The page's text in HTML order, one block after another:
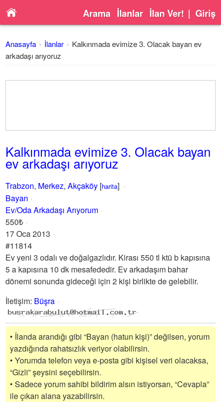
Arama İlanlar İlan Ver! | Giriş
Anasayfa İlanlar
Kalkınmada evimize 3. Olacak bayan ev
arkadaşı arıyoruz
Kalkınmada evimize 3. Olacak bayan
ev arkadaşı arıyoruz
Trabzon, Merkez,Akçaköy [harita]
Bayan
Ev/Oda Arkadaşı Arıyorum
550₺
17 Oca 2013
#11814
Ev yeni 3 odalı ve doğalgazlıdır. Kirası 550 tl ktü b kapısına
5 a kapısına 10 dk mesafededir. Ev arkadaşım bahar
dönemi sonunda gideceği için 2 kişi birlikte de gelebilir.
İletişim: Büşra
• İlanda arandığı gibi “Bayan (hatun kişi)” değilsen, yorum
yazdığında rahatsızlık veriyor olabilirsin.
• Yorumda telefon veya e-posta gibi kişisel veri olacaksa,
“Gizli” şeysini seçebilirsin.
• Sadece yorum sahibi bildirim alsın istiyorsan, “Cevapla”
ile çıkan alana yazabilirsin.